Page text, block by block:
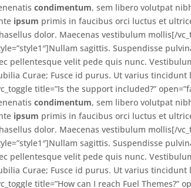
condimentum, sem libero volutpat
ipsum primis in faucibus orci luctus et
dolor. Maecenas vestibulum mollis[/
sagittis. Suspendisse
pellentesque velit pede quis nunc.
Curae; Fusce id purus. Ut varius
title=”Is the support included?”
condimentum, sem libero volutpat
ipsum primis in faucibus orci luctus et
dolor. Maecenas vestibulum mollis[/
sagittis. Suspendisse
pellentesque velit pede quis nunc.
Curae; Fusce id purus. Ut varius
title=”How can I reach Fuel Themes?”